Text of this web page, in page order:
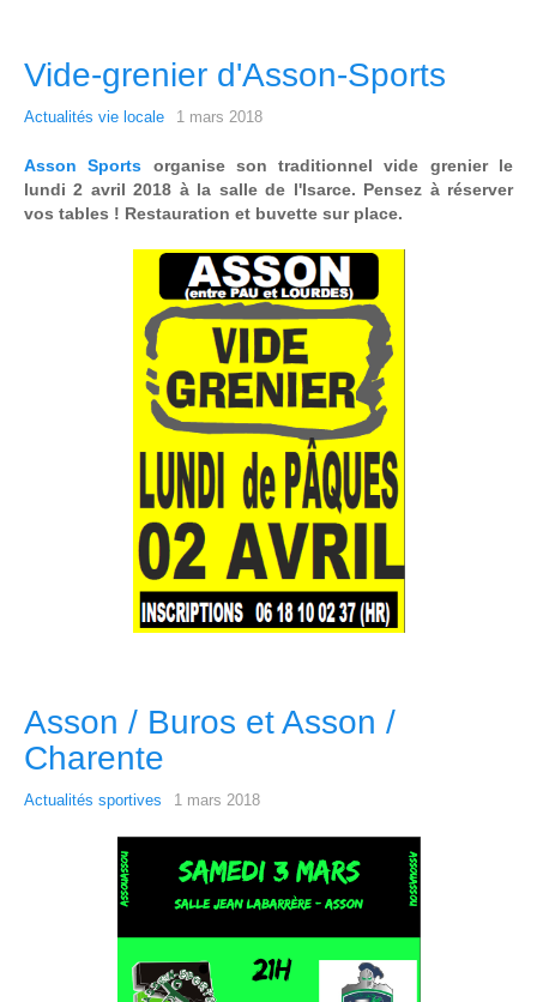
Vide-grenier d'Asson-Sports
Actualités vie locale 1 mars 2018
Asson Sports organise son traditionnel vide grenier le
lundi 2 avril 2018 à la salle de l'Isarce. Pensez à réserver
vos tables ! Restauration et buvette sur place.
Asson / Buros et Asson /
Charente
Actualités sportives 1 mars 2018